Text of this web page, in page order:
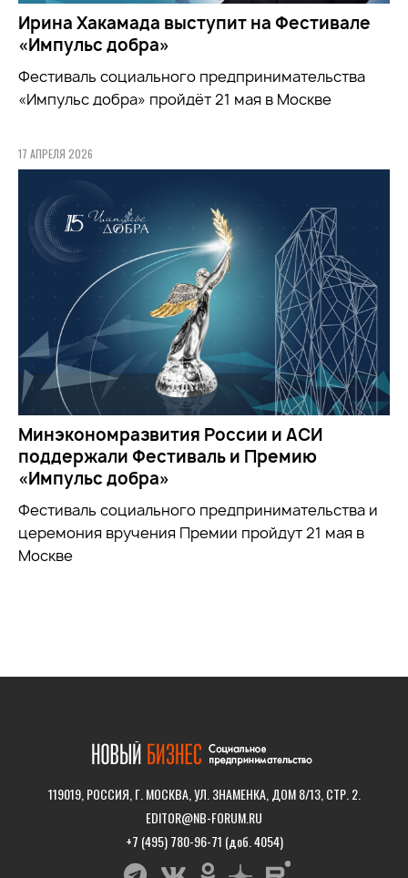
Ирина Хакамада выступит на Фестивале
«Импульс добра»
Фестиваль социального предпринимательства
«Импульс добра» пройдёт 21 мая в Москве
17 АПРЕЛЯ 2026
Минэкономразвития России и АСИ
поддержали Фестиваль и Премию
«Импульс добра»
Фестиваль социального предпринимательства и
церемония вручения Премии пройдут 21 мая в
Москве
119019, РОССИЯ, Г. МОСКВА, УЛ. ЗНАМЕНКА, ДОМ 8/13, СТР. 2.
EDITOR@NB-FORUM.RU
+7 (495) 780-96-71 (доб. 4054)